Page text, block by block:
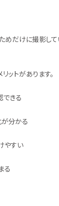
めだけに撮影し
ットがあります。
できる
が分かる
やすい
る